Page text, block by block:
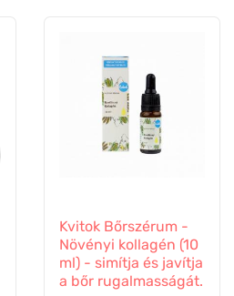
Kvitok Bőrszérum -
Növényi kollagén (10
ml) - simítja és javítja
a bőr rugalmasságát.